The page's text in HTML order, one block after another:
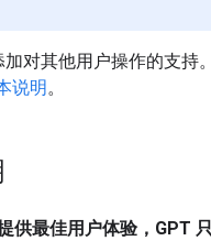
对其他用户操作的支持
说明。
供最佳用户体验，GPT